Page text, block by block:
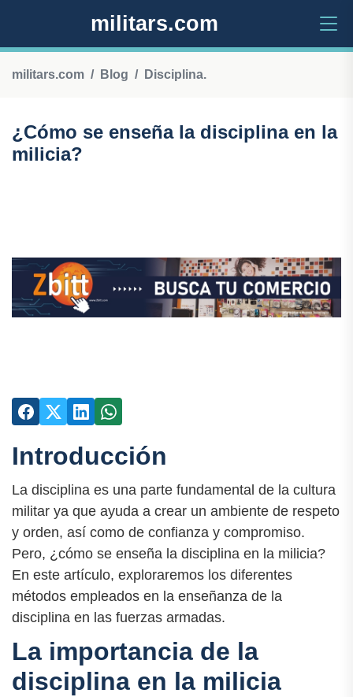
militars.com
militars.com Blog Disciplina.
¿Cómo se enseña la disciplina en la
milicia?
Introducción
La disciplina es una parte fundamental de la cultura
militar ya que ayuda a crear un ambiente de respeto
y orden, así como de confianza y compromiso.
Pero, ¿cómo se enseña la disciplina en la milicia?
En este artículo, exploraremos los diferentes
métodos empleados en la enseñanza de la
disciplina en las fuerzas armadas.
La importancia de la
disciplina en la milicia